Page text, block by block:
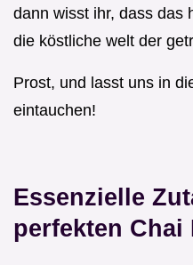
dann wisst ihr, dass das
die köstliche welt der
Prost, und lasst uns in
eintauchen!
Essenzielle
perfekten Chai